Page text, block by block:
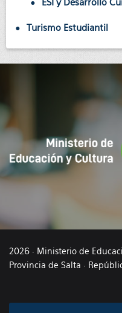
Turismo Estudiantil
2026 · Ministerio de
Provincia de Salta ·